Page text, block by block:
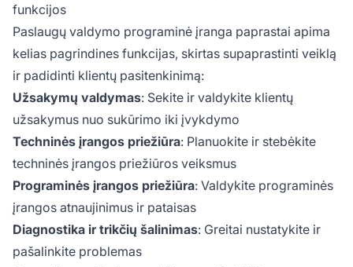
funkcijos
Paslaugų valdymo programinė įranga paprastai apima
kelias pagrindines funkcijas, skirtas supaprastinti veiklą
ir padidinti klientų pasitenkinimą:
Užsakymų valdymas: Sekite ir valdykite klientų
užsakymus nuo sukūrimo iki įvykdymo
Techninės įrangos priežiūra: Planuokite ir stebėkite
techninės įrangos priežiūros veiksmus
Programinės įrangos priežiūra: Valdykite programinės
įrangos atnaujinimus ir pataisas
Diagnostika ir trikčių šalinimas: Greitai nustatykite ir
pašalinkite problemas